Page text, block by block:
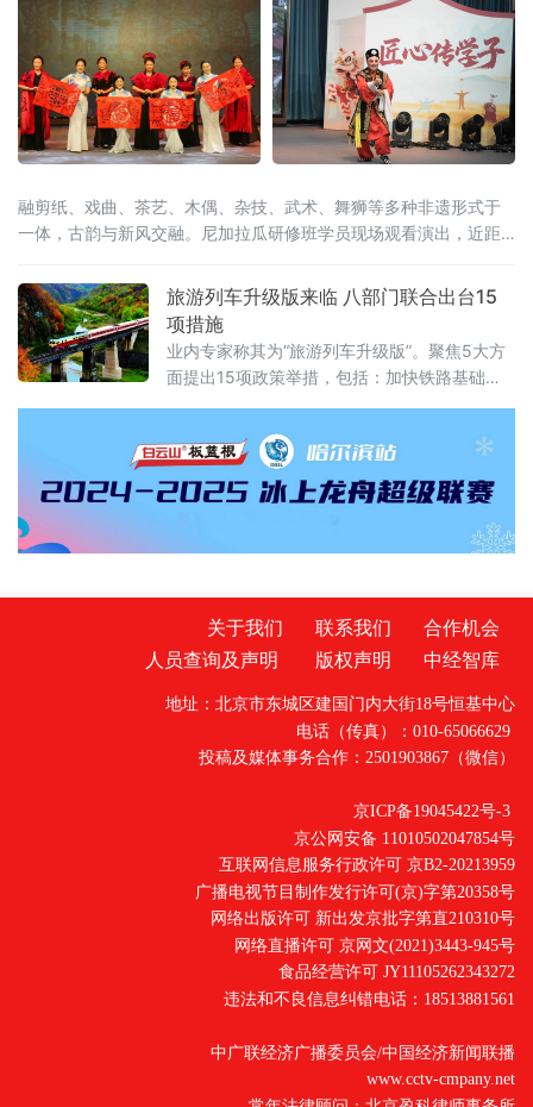
融剪纸、戏曲、茶艺、木偶、杂技、武术、舞狮等多种非遗形式于
一体，古韵与新风交融。尼加拉瓜研修班学员现场观看演出，近距
旅游列车升级版来临 八部门联合出台15
项措施
业内专家称其为“旅游列车升级版”。聚焦5大方
面提出15项政策举措，包括：加快铁路基础设
铁路旅游服务水平、加强铁路旅游运行保障、
强化政策保障支持，旨在推动铁路与旅游深度
融合发展、相互赋能，释放铁路旅游消费潜
力，更好满足人民群众美好生活需要
关于我们 联系我们
合作机会
人员查询及声明
版权声明 中经智库
地址：北京市东城区建国门内大街18号恒基中心
电话（传真）：010-65066629
投稿及媒体事务合作：2501903867（微信）
京ICP备19045422号-3
京公网安备 11010502047854号
互联网信息服务行政许可 京B2-20213959
广播电视节目制作发行许可(京)字第20358号
网络出版许可 新出发京批字第直210310号
网络直播许可 京网文(2021)3443-945号
食品经营许可 JY11105262343272
违法和不良信息纠错电话：18513881561
中广联经济广播委员会/中国经济新闻联播
www.cctv-cmpany.net